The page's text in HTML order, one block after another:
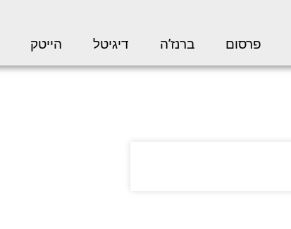
פרסום ברנז’ה דיגיטל הייטק